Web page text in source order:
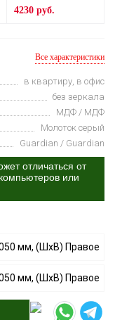
4230 руб.
Все характеристики
в квартиру, в офис
без зеркала
МДФ / МДФ
Молоток серый
Guardian / Guardian
отличаться от
или
мм, (ШхВ) Правое
мм, (ШхВ) Правое